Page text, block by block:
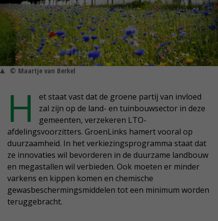
© Maartje van Berkel
H
et staat vast dat de groene partij van invloed
zal zijn op de land- en tuinbouwsector in deze
gemeenten, verzekeren LTO-
afdelingsvoorzitters. GroenLinks hamert vooral op
duurzaamheid. In het verkiezingsprogramma staat dat
ze innovaties wil bevorderen in de duurzame landbouw
en megastallen wil verbieden. Ook moeten er minder
varkens en kippen komen en chemische
gewasbeschermingsmiddelen tot een minimum worden
teruggebracht.